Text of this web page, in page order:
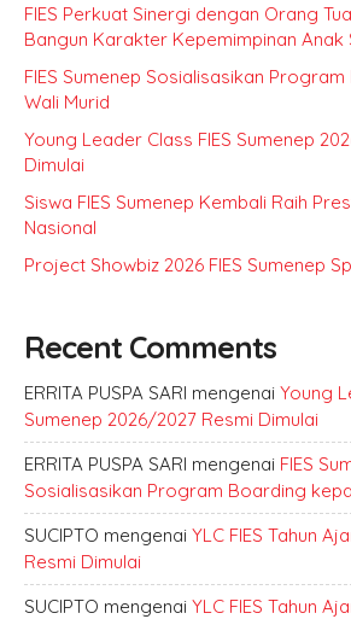
FIES Perkuat Sinergi dengan Orang
Bangun Karakter Kepemimpinan Anak
FIES Sumenep Sosialisasikan
Wali Murid
Young Leader Class FIES Sumenep
Dimulai
Siswa FIES Sumenep Kembali Raih
Nasional
Project Showbiz 2026 FIES Sumenep
Recent Comments
ERRITA PUSPA SARI mengenai Young
Sumenep 2026/2027 Resmi Dimulai
ERRITA PUSPA SARI mengenai FIES
Sosialisasikan Program Boarding
SUCIPTO mengenai YLC FIES Tahun
Resmi Dimulai
SUCIPTO mengenai YLC FIES Tahun